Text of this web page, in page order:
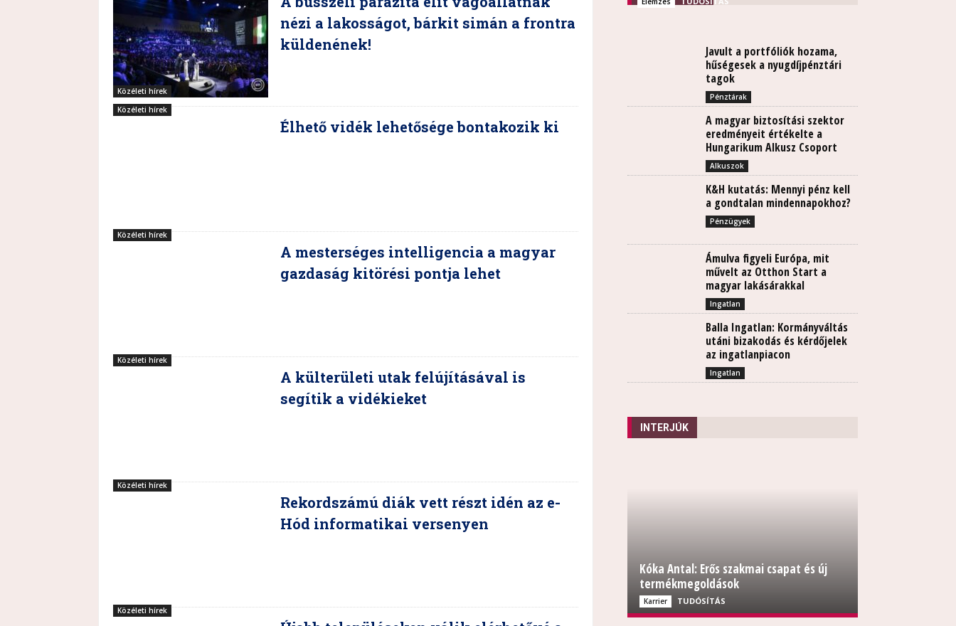
Közéleti hírek
nézi a lakosságot, bárkit simán a frontra
küldenének!
Közéleti hírek
Élhető vidék lehetősége bontakozik ki
Közéleti hírek
A mesterséges intelligencia a magyar
gazdaság kitörési pontja lehet
Közéleti hírek
A külterületi utak felújításával is
segítik a vidékieket
Közéleti hírek
Rekordszámú diák vett részt idén az e-
Hód informatikai versenyen
Közéleti hírek
Javult a portfóliók hozama,
hűségesek a nyugdíjpénztári
tagok
Pénztárak
A magyar biztosítási szektor
eredményeit értékelte a
Hungarikum Alkusz Csoport
Alkuszok
K&H kutatás: Mennyi pénz kell
a gondtalan mindennapokhoz?
Pénzügyek
Ámulva figyeli Európa, mit
művelt az Otthon Start a
magyar lakásárakkal
Ingatlan
Balla Ingatlan: Kormányváltás
utáni bizakodás és kérdőjelek
az ingatlanpiacon
Ingatlan
INTERJÚK
Kóka Antal: Erős szakmai csapat és új
termékmegoldások
Karrier TUDÓSÍTÁS